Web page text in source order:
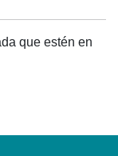
que estén en